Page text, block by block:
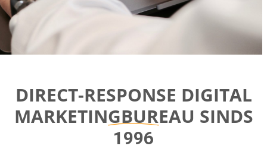
Direct-response
Digital
Marketing Bureau
DIRECT-RESPONSE DIGITAL
MARKETINGBUREAU SINDS
1996